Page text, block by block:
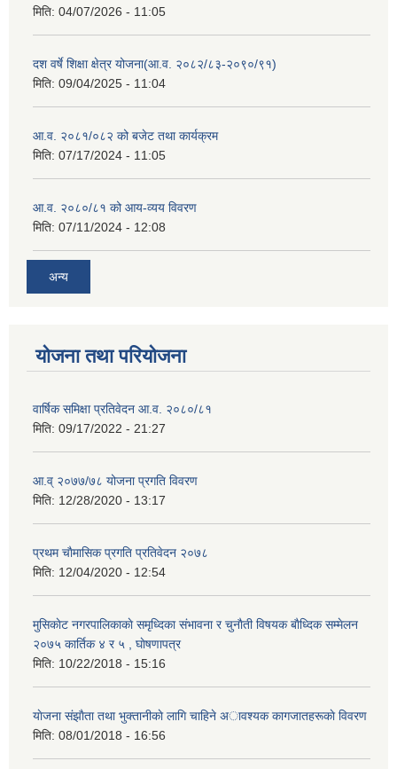
मिति: 04/07/2026 - 11:05
दश वर्षे शिक्षा क्षेत्र योजना(आ.व. २०८२/८३-२०९०/९१)
मिति: 09/04/2025 - 11:04
आ.व. २०८१/०८२ को बजेट तथा कार्यक्रम
मिति: 07/17/2024 - 11:05
आ.व. २०८०/८१ को आय-व्यय विवरण
मिति: 07/11/2024 - 12:08
अन्य
योजना तथा परियोजना
वार्षिक समिक्षा प्रतिवेदन आ.व. २०८०/८१
मिति: 09/17/2022 - 21:27
आ.व् २०७७/७८ योजना प्रगति विवरण
मिति: 12/28/2020 - 13:17
प्रथम चाैमासिक प्रगति प्रतिवेदन २०७८
मिति: 12/04/2020 - 12:54
मुसिकाेट नगरपालिकाकाे समृध्दिका संभावना र चुनाैती विषयक बाैध्दिक सम्मेलन
२०७५ कार्तिक ४ र ५ , घाेषणापत्र
मिति: 10/22/2018 - 15:16
याेजना संझाैता तथा भुक्तानीकाे लागि चाहिने अावश्यक कागजातहरूकाे विवरण
मिति: 08/01/2018 - 16:56